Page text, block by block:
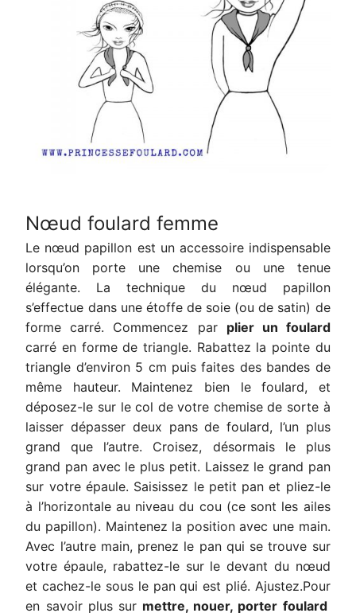
Nœud foulard femme
Le nœud papillon est un accessoire indispensable
lorsqu’on porte une chemise ou une tenue
élégante. La technique du nœud papillon
s’effectue dans une étoffe de soie (ou de satin) de
forme carré. Commencez par plier un foulard
carré en forme de triangle. Rabattez la pointe du
triangle d’environ 5 cm puis faites des bandes de
même hauteur. Maintenez bien le foulard, et
déposez-le sur le col de votre chemise de sorte à
laisser dépasser deux pans de foulard, l’un plus
grand que l’autre. Croisez, désormais le plus
grand pan avec le plus petit. Laissez le grand pan
sur votre épaule. Saisissez le petit pan et pliez-le
à l’horizontale au niveau du cou (ce sont les ailes
du papillon). Maintenez la position avec une main.
Avec l’autre main, prenez le pan qui se trouve sur
votre épaule, rabattez-le sur le devant du nœud
et cachez-le sous le pan qui est plié. Ajustez.Pour
en savoir plus sur mettre, nouer, porter foulard